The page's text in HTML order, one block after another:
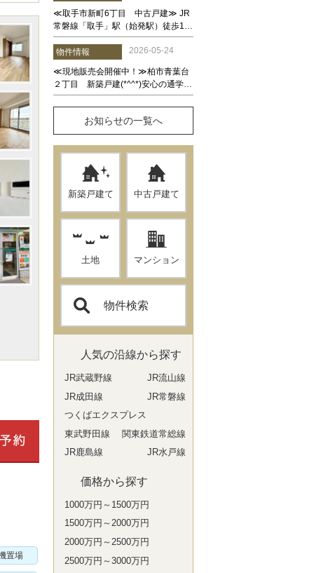
置場
お知らせの一覧へ
新築戸建て 中古戸建て
土地 マンション
物件検索
人気の沿線から探す
JR武蔵野線
JR流山線
JR成田線
JR常磐線
つくばエクスプレス
東武野田線
関東鉄道常総線
JR鹿島線
JR水戸線
価格から探す
1000万円～1500万円
1500万円～2000万円
2000万円～2500万円
2500万円～3000万円